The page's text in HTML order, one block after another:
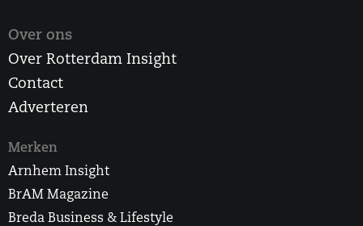
Over ons
Over Rotterdam Insight
Contact
Adverteren
Merken
Arnhem Insight
BrAM Magazine
Breda Business & Lifestyle